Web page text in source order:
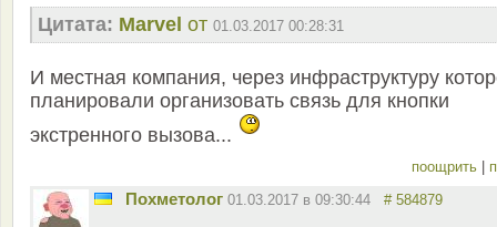
Цитата: Marvel от 01.03.2017 00:28:31
И местная компания, через инфраструктуру
планировали организовать связь для кнопки
экстренного вызова...
поощрить
Похметолог 01.03.2017 в 09:30:44 # 584879